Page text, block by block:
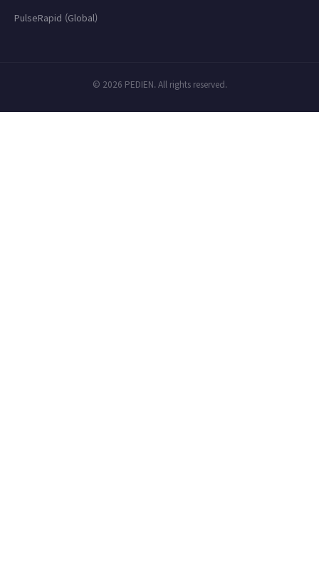
PulseRapid (Global)
© 2026 PEDIEN. All rights reserved.